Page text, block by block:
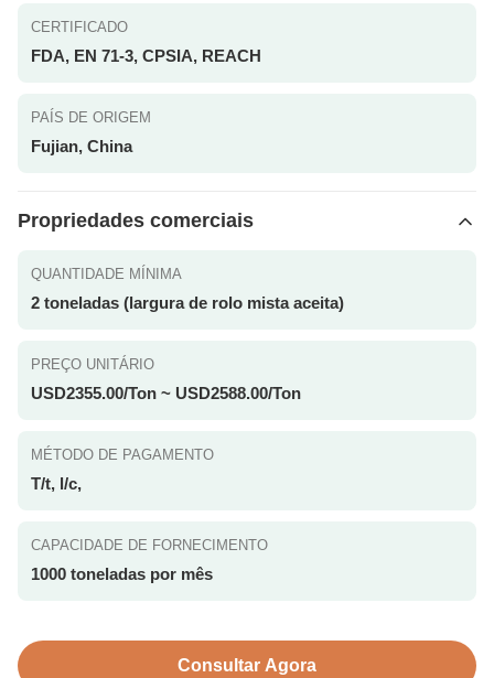
CERTIFICADO
FDA, EN 71-3, CPSIA, REACH
PAÍS DE ORIGEM
Fujian, China
Propriedades comerciais
QUANTIDADE MÍNIMA
2 toneladas (largura de rolo mista aceita)
PREÇO UNITÁRIO
USD2355.00/Ton ~ USD2588.00/Ton
MÉTODO DE PAGAMENTO
T/t, l/c,
CAPACIDADE DE FORNECIMENTO
1000 toneladas por mês
Consultar Agora